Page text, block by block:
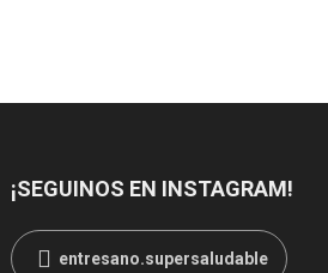
¡SEGUINOS EN INSTAGRAM!
entresano.supersaludable